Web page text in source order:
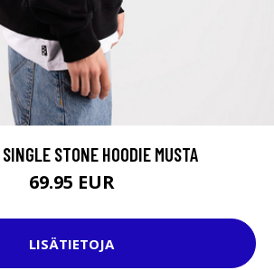
STONE HOODIE MUSTA
69.95 EUR
LISÄTIETOJA